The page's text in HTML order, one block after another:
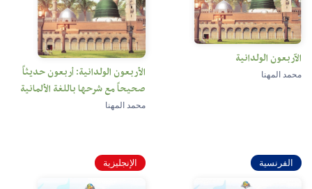
الأربعون الولدانية: أربعون حديثاً
صحيحاً مع شرحها باللغة الألمانية
محمد المهنا
الآربعون الولدانية
محمد المهنا
الإنجليزية الفرنسية